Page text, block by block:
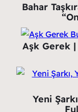
Bahar
Aşk Gerek |
Yeni